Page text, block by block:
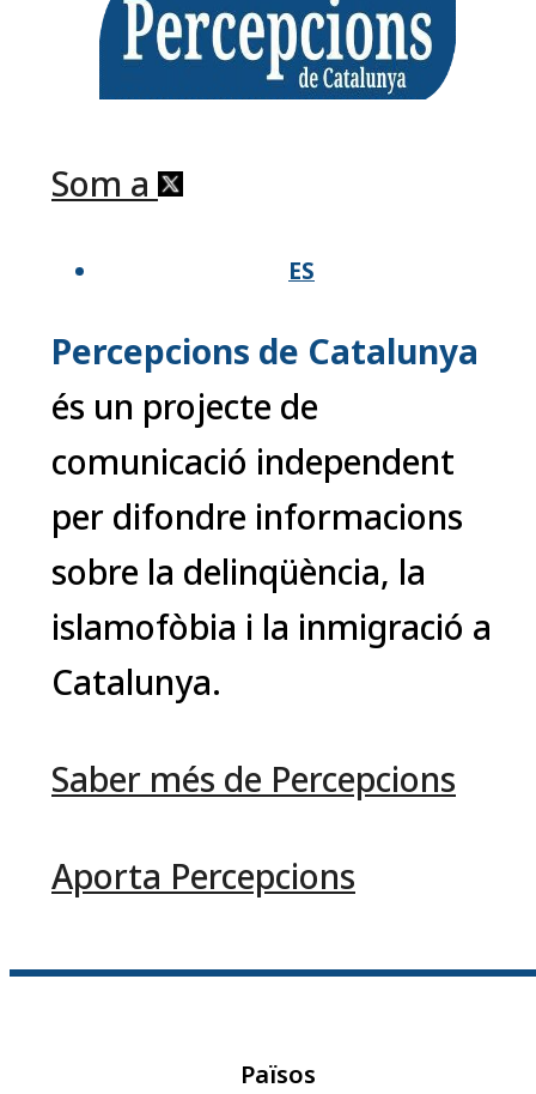
Som a
ES
Percepcions de Catalunya
és un projecte de
comunicació independent
per difondre informacions
sobre la delinqüència, la
islamofòbia i la inmigració a
Catalunya.
Saber més de Percepcions
Aporta Percepcions
Països